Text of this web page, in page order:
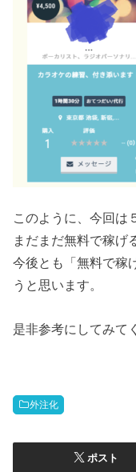
このように、今回は
まだまだ無料で稼げ
今後とも「無料で稼
うと思います。
是非参考にしてみて
外注化
ポスト